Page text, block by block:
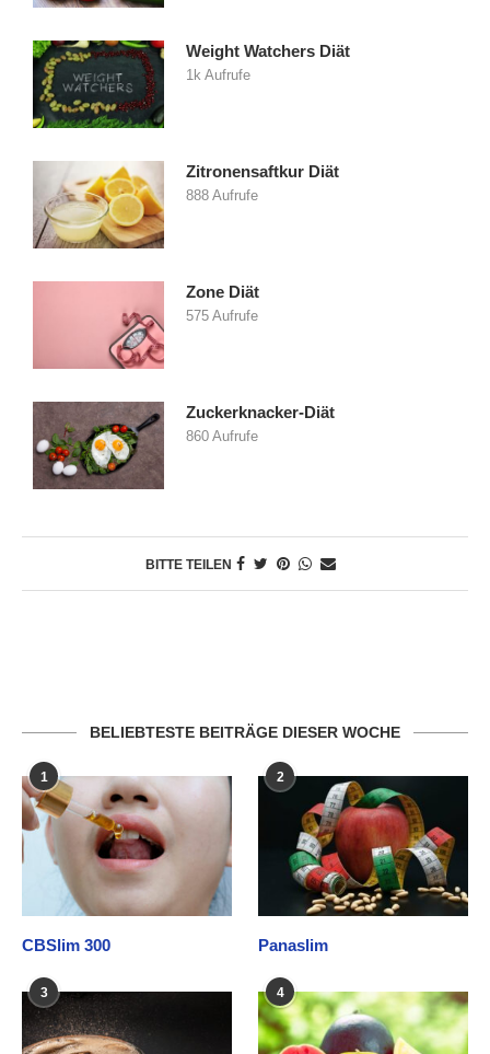
Weight Watchers Diät
1k Aufrufe
Zitronensaftkur Diät
888 Aufrufe
Zone Diät
575 Aufrufe
Zuckerknacker-Diät
860 Aufrufe
BITTE TEILEN
BELIEBTESTE BEITRÄGE DIESER WOCHE
1
CBSlim 300
2
Panaslim
3 4